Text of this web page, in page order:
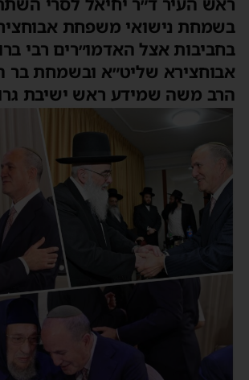
נישואי משפחת
אצל האדמו״רים רבי ברוך
שליט״א ובשמחת בר
משה שמידע ראש ישיבת